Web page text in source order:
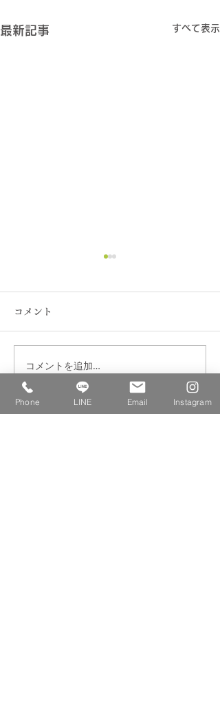
最新記事 すべて表示
【終了/満席御礼】7/22
(水)そば粉100%を愉しむ
コメント
コメントを追加…
Phone LINE Email Instagram